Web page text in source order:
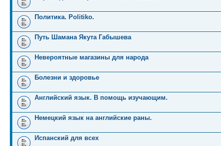
Политика. Politiko.
Путь Шамана Якута Габышева
Невероятные магазины для народа
Болезни и здоровье
Английский язык. В помощь изучающим.
Немецкий язык на английские раны.
Испанский для всех